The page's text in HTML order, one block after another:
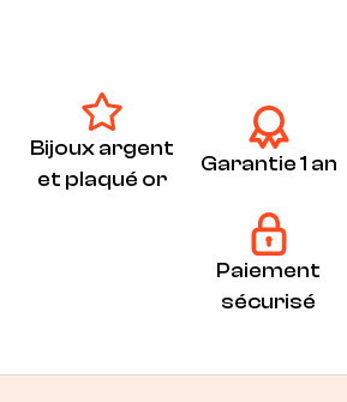
Bijoux argent
et plaqué or
Garantie 1 an
Paiement
sécurisé